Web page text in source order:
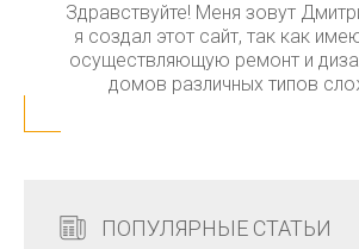
Здравствуйте! Меня зовут
я создал этот сайт, так как
осуществляющую ремонт и
домов различных типов
ПОПУЛЯРНЫЕ СТАТЬИ